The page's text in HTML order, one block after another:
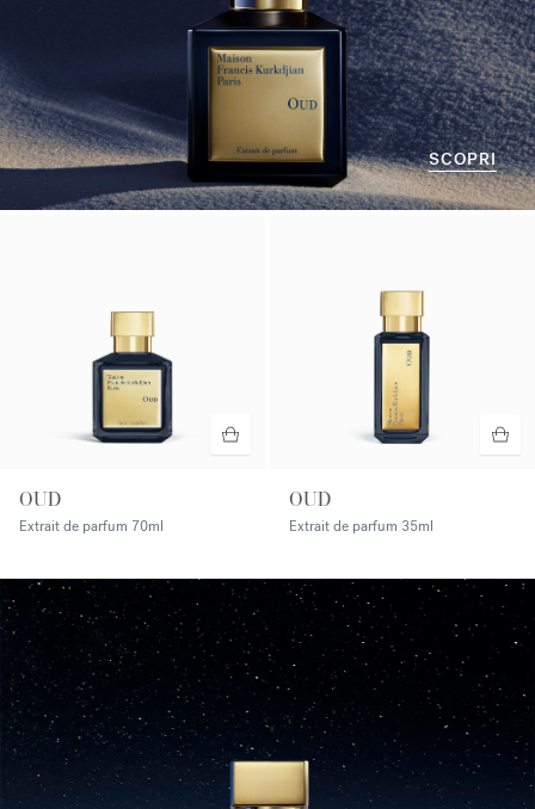
SCOPRI
OUD
Extrait de parfum 70ml
OUD
Extrait de parfum 35ml